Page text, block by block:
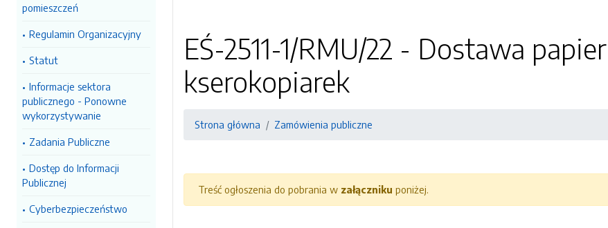
pomieszczeń
Regulamin Organizacyjny
Statut
Informacje sektora
publicznego - Ponowne
wykorzystywanie
Zadania Publiczne
Dostęp do Informacji
Publicznej
Cyberbezpieczeństwo
EŚ-2511-1/RMU/22 - Dostawa
kserokopiarek
Strona główna Zamówienia publiczne
Treść ogłoszenia do pobrania w załączniku poniżej.